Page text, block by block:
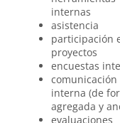
internas
asistencia
participación
proyectos
encuestas
comunicación
interna (de
agregada y
evaluaciones